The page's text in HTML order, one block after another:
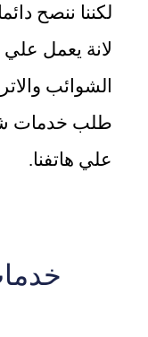
لكننا ننصح
لانة يعمل علي
الشوائب
طلب خدمات
علي هاتفنا.